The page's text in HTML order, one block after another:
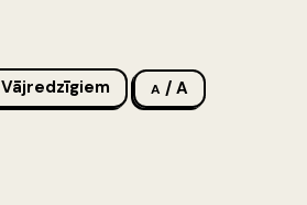
Vājredzīgiem A / A